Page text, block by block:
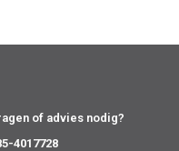
of advies nodig?
4017728